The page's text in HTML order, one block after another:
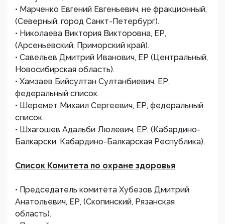
• Марченко Евгений Евгеньевич, не фракционный,
(Северный, город Санкт-Петербург).
• Николаева Виктория Викторовна, ЕР,
(Арсеньевский, Приморский край).
• Савельев Дмитрий Иванович, ЕР (Центральный,
Новосибирская область).
• Хамзаев Бийсултан Султанбиевич, ЕР,
федеральный список.
• Шеремет Михаил Сергеевич, ЕР, федеральный
список.
• Шхагошев Адальби Люлевич, ЕР, (Кабардино-
Балкарски, Кабардино-Балкарская Республика).
Список Комитета по охране здоровья
• Председатель комитета Хубезов Дмитрий
Анатольевич, ЕР, (Скопинский, Рязанская
область).